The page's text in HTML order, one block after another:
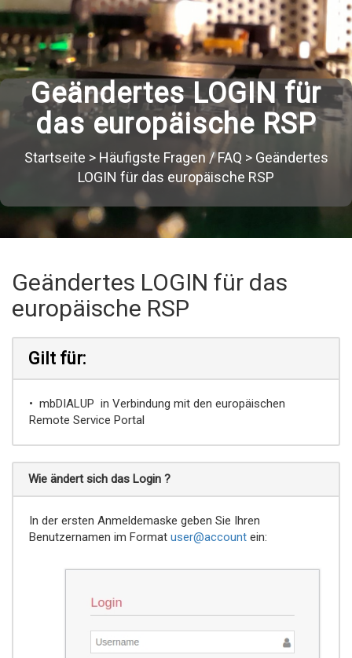
Geändertes LOGIN für
das europäische RSP
Startseite > Häufigste Fragen / FAQ > Geändertes
LOGIN für das europäische RSP
Geändertes LOGIN für das
europäische RSP
Gilt für:
• mbDIALUP in Verbindung mit den europäischen
Remote Service Portal
Wie ändert sich das Login ?
In der ersten Anmeldemaske geben Sie Ihren
Benutzernamen im Format user@account ein: